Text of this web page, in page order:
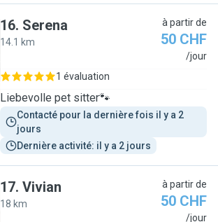
16. Serena
14.1 km
à partir de
50 CHF
/jour
1 évaluation
Liebevolle pet sitter🐾
Contacté pour la dernière fois il y a 2
jours
Dernière activité: il y a 2 jours
17. Vivian
18 km
à partir de
50 CHF
/jour